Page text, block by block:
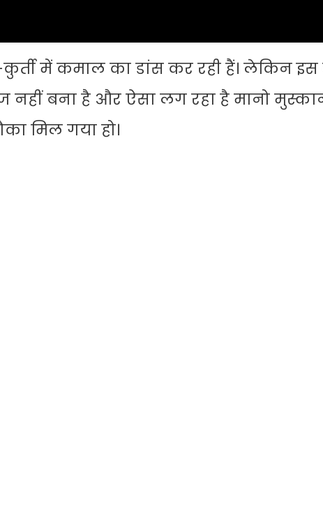
में कमाल का डांस कर रही हैं। लेकिन इस
नहीं बना है और ऐसा लग रहा है मानो
मिल गया हो।